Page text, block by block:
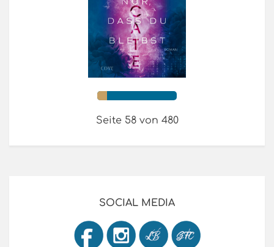
Seite 58 von 480
SOCIAL MEDIA